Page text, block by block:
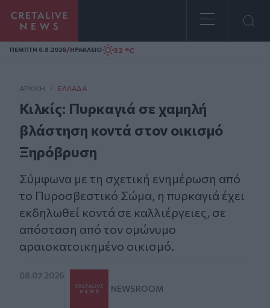
Homepage
ΠΕΜΠΤΗ 6.8.2026/ΗΡΑΚΛΕΙΟ 32 °C
ΑΡΧΙΚΗ / ΕΛΛΆΔΑ
Κιλκίς: Πυρκαγιά σε χαμηλή
βλάστηση κοντά στον οικισμό
Ξηρόβρυση
Σύμφωνα με τη σχετική ενημέρωση από
το Πυροσβεστικό Σώμα, η πυρκαγιά έχει
εκδηλωθεί κοντά σε καλλιέργειες, σε
απόσταση από τον ομώνυμο
αραιοκατοικημένο οικισμό.
08.07.2026
NEWSROOM